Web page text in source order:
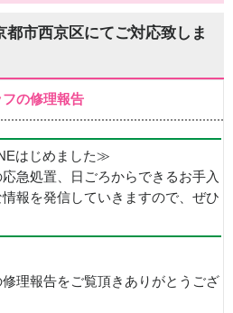
市西京区にてご対応致しま
フの修理報告
はじめました≫
急処置、日ごろからできるお手入
報を発信していきますので、ぜひ
理報告をご覧頂きありがとうござ